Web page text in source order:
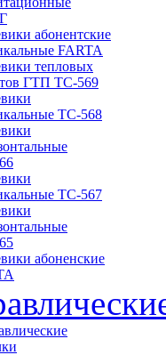
абонентские
FARTA
тепловых
ГТП ТС-569
ТС-568
ТС-567
абоненские